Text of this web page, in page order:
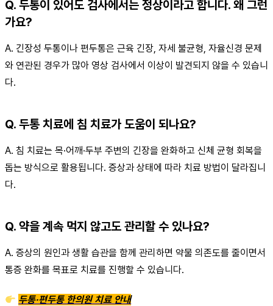
Q. 두통이 있어도 검사에서는 정상이라고 합니다. 왜 그런
가요?
A. 긴장성 두통이나 편두통은 근육 긴장, 자세 불균형, 자율신경 문제
와 연관된 경우가 많아 영상 검사에서 이상이 발견되지 않을 수 있습니
다.
Q. 두통 치료에 침 치료가 도움이 되나요?
A. 침 치료는 목·어깨·두부 주변의 긴장을 완화하고 신체 균형 회복을
돕는 방식으로 활용됩니다. 증상과 상태에 따라 치료 방법이 달라집니
다.
Q. 약을 계속 먹지 않고도 관리할 수 있나요?
A. 증상의 원인과 생활 습관을 함께 관리하면 약물 의존도를 줄이면서
통증 완화를 목표로 치료를 진행할 수 있습니다.
두통·편두통 한의원 치료 안내